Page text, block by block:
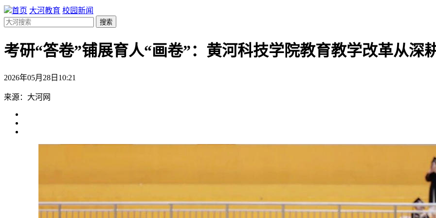
首页 大河教育 校园新闻
搜索
考研“答卷”铺展育人“画卷”：黄河科技学院教育教学改革从深
2026年05月28日10:21
来源：大河网